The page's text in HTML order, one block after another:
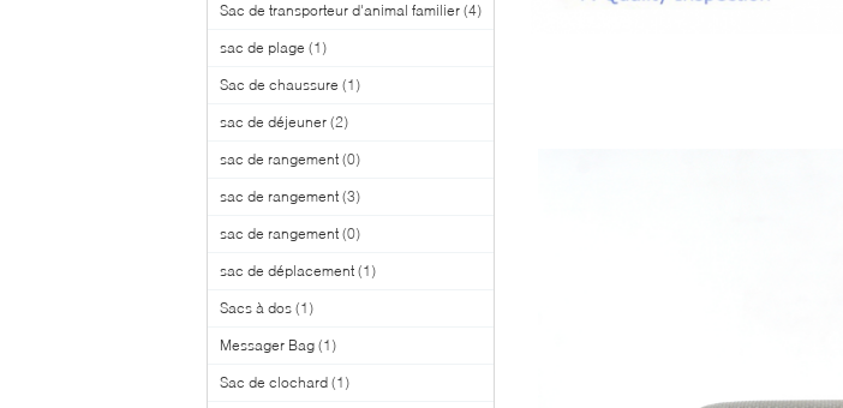
Sac de transporteur d'animal familier (4)
sac de plage (1)
Sac de chaussure (1)
sac de déjeuner (2)
sac de rangement (0)
sac de rangement (3)
sac de rangement (0)
sac de déplacement (1)
Sacs à dos (1)
Messager Bag (1)
Sac de clochard (1)